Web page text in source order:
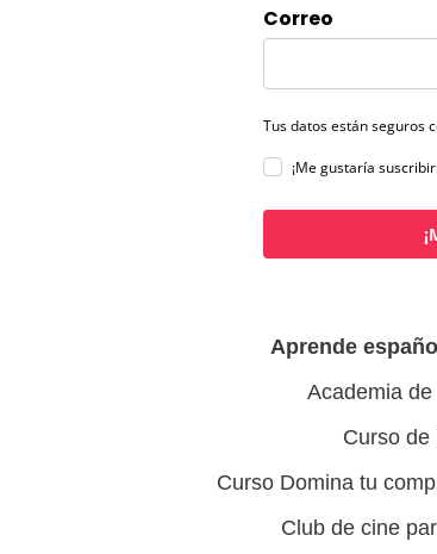
Correo
Tus datos están seguros
¡Me gustaría
Aprende
Academia
Curso de
Curso Domina tu
Club de cine